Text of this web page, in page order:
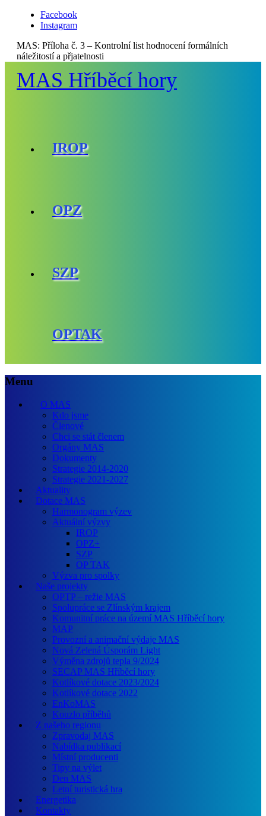
Facebook
Instagram
MAS: Příloha č. 3 – Kontrolní list hodnocení formálních
náležitostí a přjatelnosti
MAS Hříběcí hory
IROP
OPZ
SZP
OPTAK
Menu
O MAS
Kdo jsme
Členové
Chci se stát členem
Orgány MAS
Dokumenty
Strategie 2014-2020
Strategie 2021-2027
Aktuality
Dotace MAS
Harmonogram výzev
Aktuální výzvy
IROP
OPZ+
SZP
OP TAK
Výzva pro spolky
Naše projekty
OPTP – režie MAS
Spolupráce se Zlínským krajem
Komunitní práce na území MAS Hříběcí hory
MAP
Provozní a animační výdaje MAS
Nová Zelená Úsporám Light
Výměna zdrojů tepla 9/2024
SECAP MAS Hříběcí hory
Kotlíkové dotace 2023/2024
Kotlíkové dotace 2022
EnKoMAS
Kouzlo příběhů
Z našeho regionu
Zpravodaj MAS
Nabídka publikací
Místní producenti
Tipy na výlet
Den MAS
Letní turistická hra
Energetika
Kontakty